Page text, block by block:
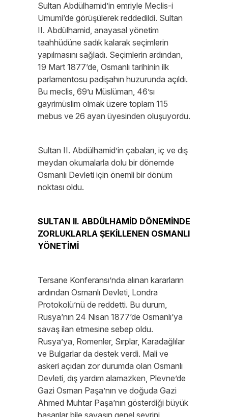
Sultan Abdülhamid’in emriyle Meclis-i
Umumi’de görüşülerek reddedildi. Sultan
II. Abdülhamid, anayasal yönetim
taahhüdüne sadık kalarak seçimlerin
yapılmasını sağladı. Seçimlerin ardından,
19 Mart 1877’de, Osmanlı tarihinin ilk
parlamentosu padişahın huzurunda açıldı.
Bu meclis, 69’u Müslüman, 46’sı
gayrimüslim olmak üzere toplam 115
mebus ve 26 ayan üyesinden oluşuyordu.
Sultan II. Abdülhamid’in çabaları, iç ve dış
meydan okumalarla dolu bir dönemde
Osmanlı Devleti için önemli bir dönüm
noktası oldu.
SULTAN II. ABDÜLHAMİD DÖNEMİNDE
ZORLUKLARLA ŞEKİLLENEN OSMANLI
YÖNETİMİ
Tersane Konferansı’nda alınan kararların
ardından Osmanlı Devleti, Londra
Protokolü’nü de reddetti. Bu durum,
Rusya’nın 24 Nisan 1877’de Osmanlı’ya
savaş ilan etmesine sebep oldu.
Rusya’ya, Romenler, Sırplar, Karadağlılar
ve Bulgarlar da destek verdi. Mali ve
askeri açıdan zor durumda olan Osmanlı
Devleti, dış yardım alamazken, Plevne’de
Gazi Osman Paşa’nın ve doğuda Gazi
Ahmed Muhtar Paşa’nın gösterdiği büyük
başarılar bile savaşın genel seyrini